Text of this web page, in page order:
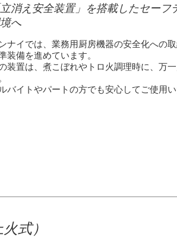
立消え安全装置」を搭載したセー
へ
ナイでは、業務用厨房機器の安全化への
装備を進めています。
装置は、煮こぼれやトロ火調理時に、万
バイトやパートの方でも安心してご使用い
式）